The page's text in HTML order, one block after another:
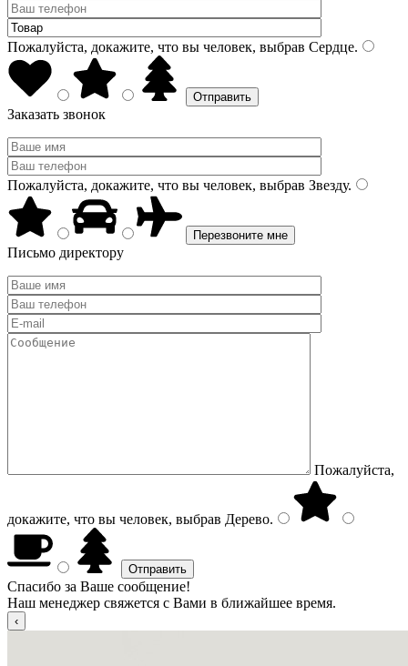
Пожалуйста, докажите, что вы человек, выбрав Сердце.
Заказать звонок
Пожалуйста, докажите, что вы человек, выбрав Звезду.
Письмо директору
Пожалуйста,
докажите, что вы человек, выбрав Дерево.
Спасибо за Ваше сообщение!
Наш менеджер свяжется с Вами в ближайшее время.